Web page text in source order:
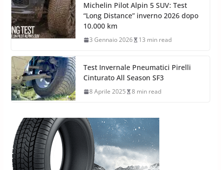
Michelin Pilot Alpin 5 SUV: Test
“Long Distance” inverno 2026 dopo
10.000 km
3 Gennaio 2026 13 min read
Test Invernale Pneumatici Pirelli
Cinturato All Season SF3
8 Aprile 2025 8 min read